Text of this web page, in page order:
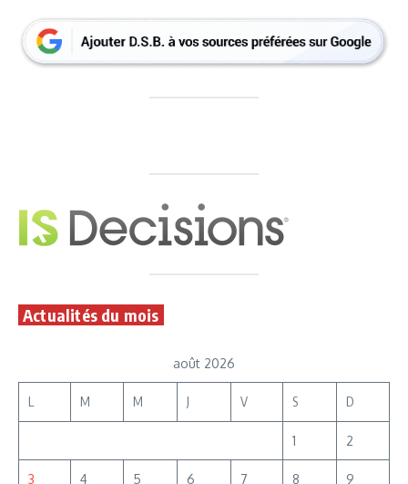
Actualités du mois
août 2026
L M M J V S D
1 2
3 4 5 6 7 8 9